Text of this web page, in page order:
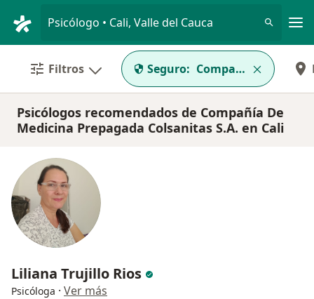
Psicólogo • Cali, Valle del Cauca
Filtros Seguro: Compañía De
Psicólogos recomendados de Compañía De
Medicina Prepagada Colsanitas S.A. en Cali
Liliana Trujillo Rios
Psicóloga · Ver más